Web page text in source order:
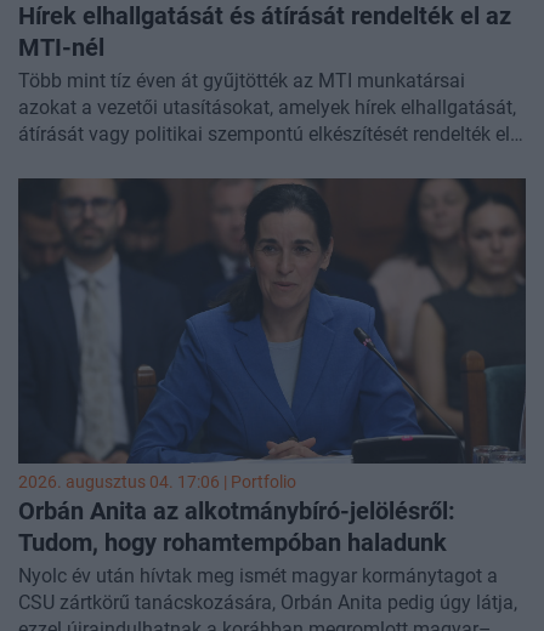
Hírek elhallgatását és átírását rendelték el az
MTI-nél
Több mint tíz éven át gyűjtötték az MTI munkatársai
azokat a vezetői utasításokat, amelyek hírek elhallgatását,
átírását vagy politikai szempontú elkészítését rendelték el.
dokumentumgyűjteményből 15 oldalnyi válogatás külön is
közzé tettek, és ezzel egy időben belső vizsgálatot indított.
2026. augusztus 04. 17:06 | Portfolio
Orbán Anita az alkotmánybíró-jelölésről:
Tudom, hogy rohamtempóban haladunk
Nyolc év után hívtak meg ismét magyar kormánytagot a
CSU zártkörű tanácskozására, Orbán Anita pedig úgy látja,